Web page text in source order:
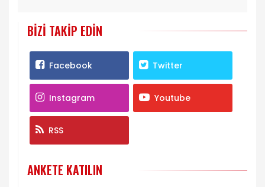
BIZI TAKIP EDIN
Facebook Twitter
Instagram Youtube
RSS
ANKETE KATILIN